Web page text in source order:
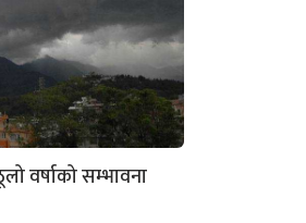
वर्षाको सम्भावना